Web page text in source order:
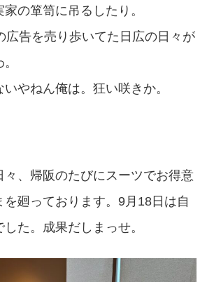
の箪笥に吊るしたり。
広告を売り歩いてた日広の日々が
やねん俺は。狂い咲きか。
々、帰阪のたびにスーツでお得意
を廻っております。9月18日は自
た。成果だしまっせ。